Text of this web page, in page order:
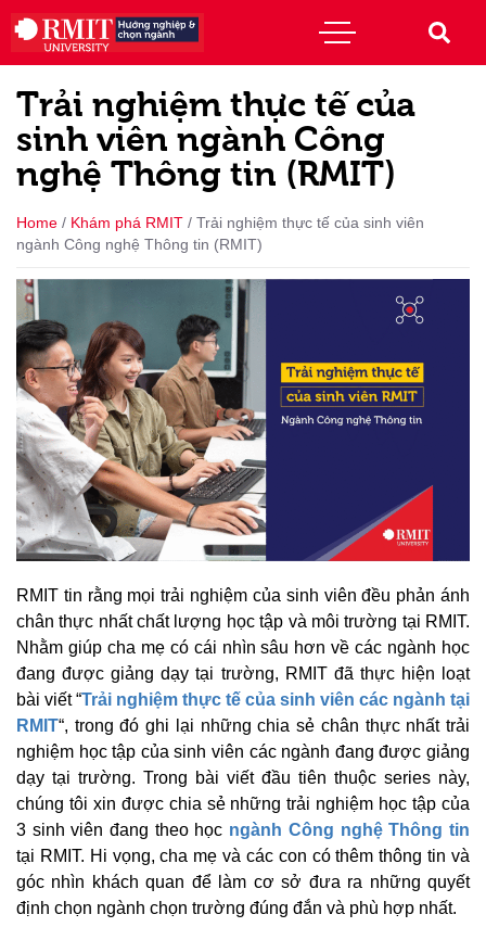
Trải nghiệm thực tế của
sinh viên ngành Công
nghệ Thông tin (RMIT)
Home / Khám phá RMIT / Trải nghiệm thực tế của sinh viên
ngành Công nghệ Thông tin (RMIT)
RMIT tin rằng mọi trải nghiệm của sinh viên đều phản ánh
chân thực nhất chất lượng học tập và môi trường tại RMIT.
Nhằm giúp cha mẹ có cái nhìn sâu hơn về các ngành học
đang được giảng dạy tại trường, RMIT đã thực hiện loạt
bài viết “Trải nghiệm thực tế của sinh viên các ngành tại
RMIT“, trong đó ghi lại những chia sẻ chân thực nhất trải
nghiệm học tập của sinh viên các ngành đang được giảng
dạy tại trường. Trong bài viết đầu tiên thuộc series này,
chúng tôi xin được chia sẻ những trải nghiệm học tập của
3 sinh viên đang theo học ngành Công nghệ Thông tin
tại RMIT. Hi vọng, cha mẹ và các con có thêm thông tin và
góc nhìn khách quan để làm cơ sở đưa ra những quyết
định chọn ngành chọn trường đúng đắn và phù hợp nhất.